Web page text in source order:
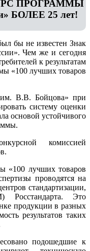
ПРОГРАММЫ
БОЛЕЕ 25 лет!
бы не известен Знак
Чем же и сегодня
к результатам
«100 лучших товаров
В.В. Бойцова» при
систему оценки
основой устойчивого
комиссией
«100 лучших товаров
проводятся на
стандартизации,
Росстандарта. Это
продукции в разных
результатов таких
подошедшие к